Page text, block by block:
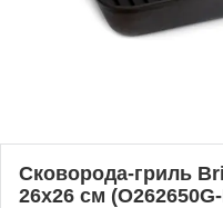
Сковорода-гриль
26x26 см